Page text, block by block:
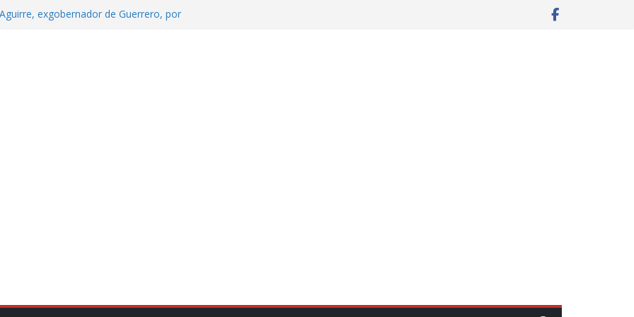
exgobernador de Guerrero, por